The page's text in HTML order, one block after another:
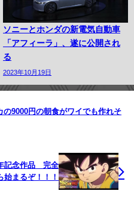
ソニーとホンダの新電気自動車
「アフィーラ」、遂に公開され
る
2023年10月19日
の9000円の朝食がワイでも作れそ
記念作品 完全
始まるぞ！！！